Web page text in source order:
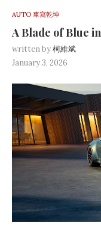
AUTO 車寫乾坤
A Blade of Blue
written by柯維斌
January 3, 2026